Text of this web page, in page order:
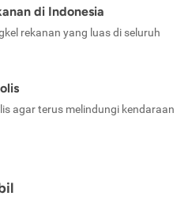
di Indonesia
rekanan yang luas di seluruh
agar terus melindungi kendaraan